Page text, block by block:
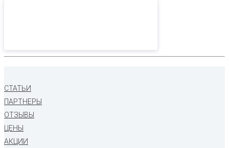
СТАТЬИ
ПАРТНЕРЫ
ОТЗЫВЫ
ЦЕНЫ
АКЦИИ